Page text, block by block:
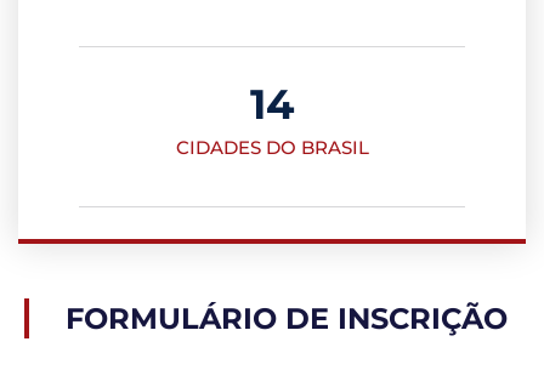
CIDADES DO BRASIL
14
FORMULÁRIO DE INSCRIÇÃO